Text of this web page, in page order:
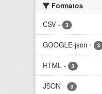
Formatos
CSV - 3
GOOGLE-json - 3
HTML - 3
JSON - 3